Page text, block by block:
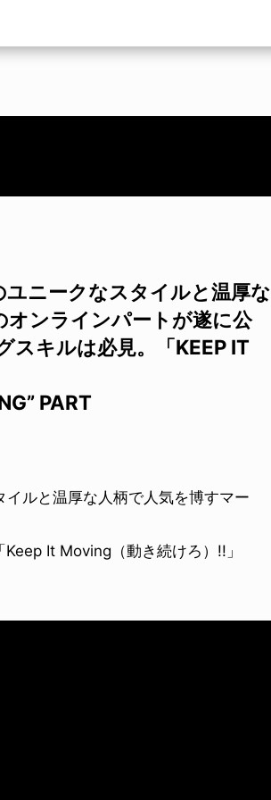
ニークなスタイルと温厚な
オンラインパートが遂に公
スキルは必見。「KEEP IT
PART
ルと温厚な人柄で人気を博すマー
It Moving（動き続けろ）!!」